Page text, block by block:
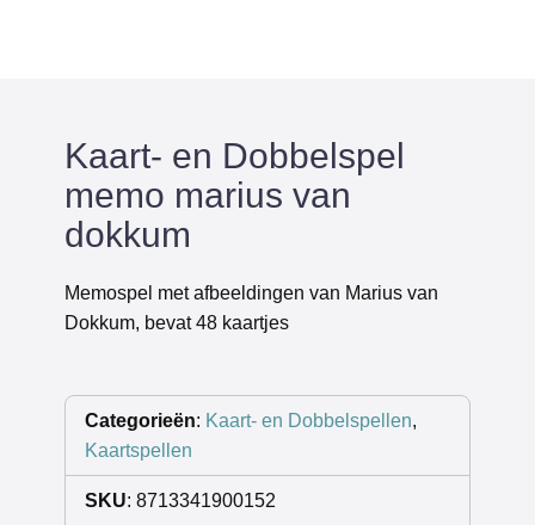
Kaart- en Dobbelspel
memo marius van
dokkum
Memospel met afbeeldingen van Marius van
Dokkum, bevat 48 kaartjes
Categorieën: Kaart- en Dobbelspellen,
Kaartspellen
SKU: 8713341900152